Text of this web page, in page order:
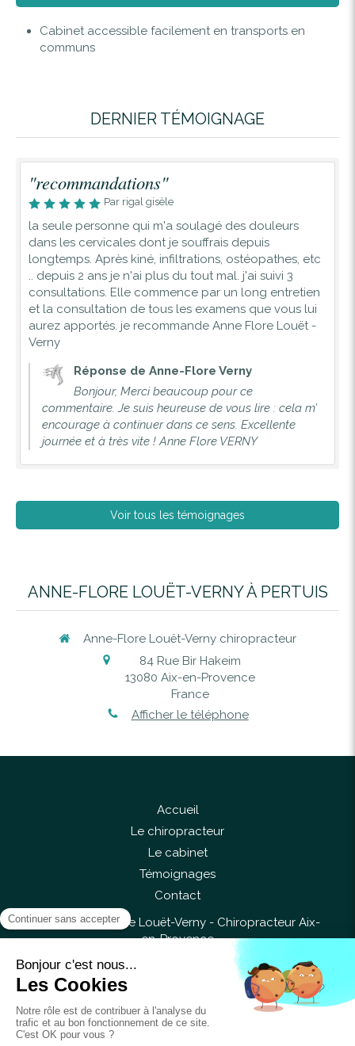
Cabinet accessible facilement en transports en
communs
DERNIER TÉMOIGNAGE
"recommandations"
Par rigal gisèle
la seule personne qui m'a soulagé des douleurs
dans les cervicales dont je souffrais depuis
longtemps. Après kiné, infiltrations, ostéopathes, etc
.. depuis 2 ans je n'ai plus du tout mal. j'ai suivi 3
consultations. Elle commence par un long entretien
et la consultation de tous les examens que vous lui
aurez apportés. je recommande Anne Flore Louët -
Verny
Réponse de Anne-Flore Verny
Bonjour, Merci beaucoup pour ce
commentaire. Je suis heureuse de vous lire : cela m’
encourage à continuer dans ce sens. Excellente
journée et à très vite ! Anne Flore VERNY
Voir tous les témoignages
ANNE-FLORE LOUËT-VERNY À PERTUIS
Anne-Flore Louët-Verny chiropracteur
84 Rue Bir Hakeim
13080 Aix-en-Provence
France
Afficher le téléphone
Accueil
Le chiropracteur
Le cabinet
Témoignages
Contact
©2017 Anne-Flore Louët-Verny - Chiropracteur Aix-
en-Provence
Mentions légales